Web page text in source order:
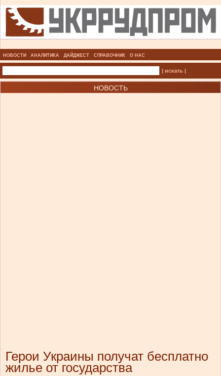
НОВОСТИ АНАЛИТИКА ДАЙДЖЕСТ СПРАВОЧНИК О НАС
| искать |
НОВОСТЬ
Герои Украины получат бесплатно
жилье от государства